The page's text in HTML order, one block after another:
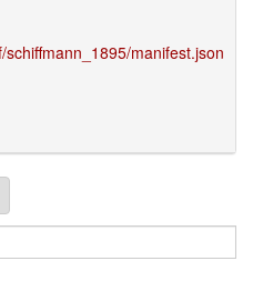
manifest.json